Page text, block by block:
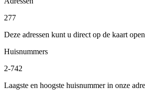
277
Deze adressen kunt u direct op de kaart
Huisnummers
2-742
Laagste en hoogste huisnummer in onze